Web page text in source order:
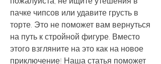
пачке чипсов или удавите грусть в
торте. Это не поможет вам вернуться
на путь к стройной фигуре. Вместо
этого взгляните на это как на новое
приключение! Наша статья поможет